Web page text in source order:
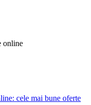
online
cele mai bune oferte